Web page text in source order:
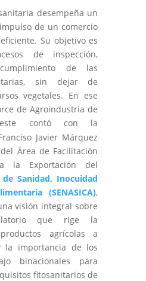
desempeña un
de un comercio
Su objetivo es
de inspección,
de las
sin dejar de
vegetales. En ese
de Agroindustria de
contó con la
Javier Márquez
Área de Facilitación
la Exportación del
Sanidad, Inocuidad
(SENASICA),
visión integral sobre
que rige la
agrícolas a
la importancia de los
binacionales para
fitosanitarios de